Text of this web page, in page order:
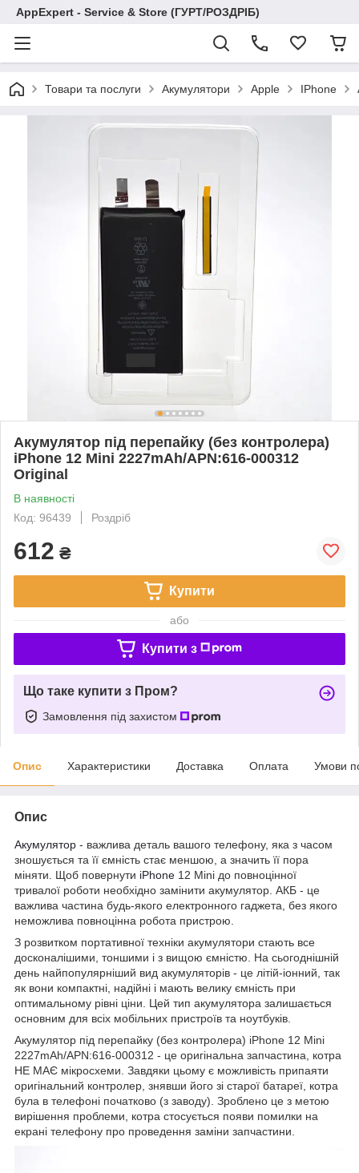
AppExpert - Service & Store (ГУРТ/РОЗДРІБ)
Товари та послуги Акумулятори Apple IPhone
Акумулятор під перепайку (без контролера)
iPhone 12 Mini 2227mAh/APN:616-000312
Original
В наявності
Код: 96439
Роздріб
612 ₴
Купити
або
Купити з
Що таке купити з Пром?
Замовлення під захистом
Опис Характеристики Доставка Оплата Умови
Опис
Акумулятор - важлива деталь вашого телефону, яка з часом
зношується та її ємність стає меншою, а значить її пора
міняти. Щоб повернути iPhone 12 Mini до повноцінної
тривалої роботи необхідно замінити акумулятор. АКБ - це
важлива частина будь-якого електронного гаджета, без якого
неможлива повноцінна робота пристрою.
З розвитком портативної техніки акумулятори стають все
досконалішими, тоншими і з вищою ємністю. На сьогоднішній
день найпопулярніший вид акумуляторів - це літій-іонний, так
як вони компактні, надійні і мають велику ємність при
оптимальному рівні ціни. Цей тип акумулятора залишається
основним для всіх мобільних пристроїв та ноутбуків.
Акумулятор під перепайку (без контролера) iPhone 12 Mini
2227mAh/APN:616-000312 - це оригінальна запчастина, котра
НЕ МАЄ мікросхеми. Завдяки цьому є можливість припаяти
оригінальний контролер, знявши його зі старої батареї, котра
була в телефоні початково (з заводу). Зроблено це з метою
вирішення проблеми, котра стосується появи помилки на
екрані телефону про проведення заміни запчастини.